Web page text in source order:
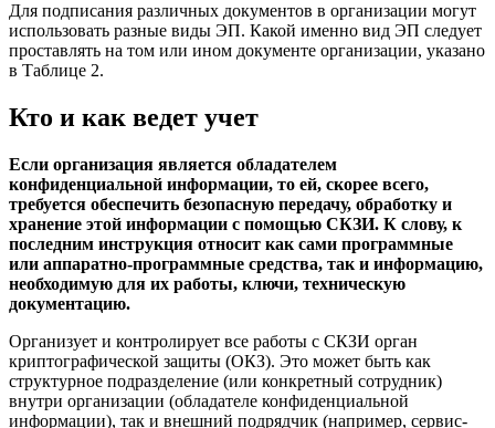
Для подписания различных документов в организации могут
использовать разные виды ЭП. Какой именно вид ЭП следует
проставлять на том или ином документе организации, указано
в Таблице 2.
Кто и как ведет учет
Если организация является обладателем
конфиденциальной информации, то ей, скорее всего,
требуется обеспечить безопасную передачу, обработку и
хранение этой информации с помощью СКЗИ. К слову, к
последним инструкция относит как сами программные
или аппаратно-программные средства, так и информацию,
необходимую для их работы, ключи, техническую
документацию.
Организует и контролирует все работы с СКЗИ орган
криптографической защиты (ОКЗ). Это может быть как
структурное подразделение (или конкретный сотрудник)
внутри организации (обладателе конфиденциальной
информации), так и внешний подрядчик (например, сервис-